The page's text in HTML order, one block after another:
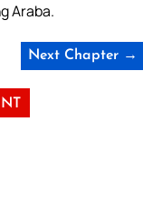
Araba.
Next Chapter →